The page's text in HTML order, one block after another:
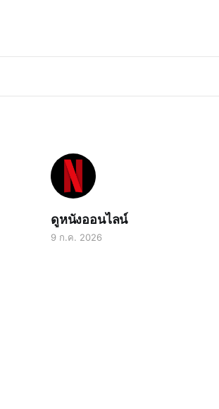
ดูหนังออนไลน์
9 ก.ค. 2026